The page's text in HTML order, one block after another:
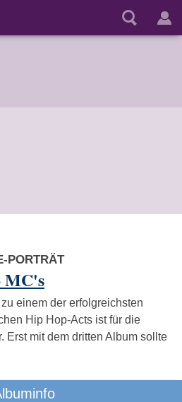
PORTRÄT
MC's
einem der erfolgreichsten
Hip Hop-Acts ist für die
Erst mit dem dritten Album sollte